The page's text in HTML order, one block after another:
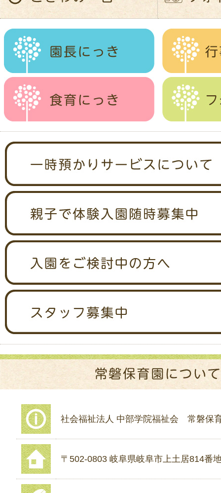
社会福祉法人 中部学院福祉会 常磐保
〒502-0803 岐阜県岐阜市上土居814番